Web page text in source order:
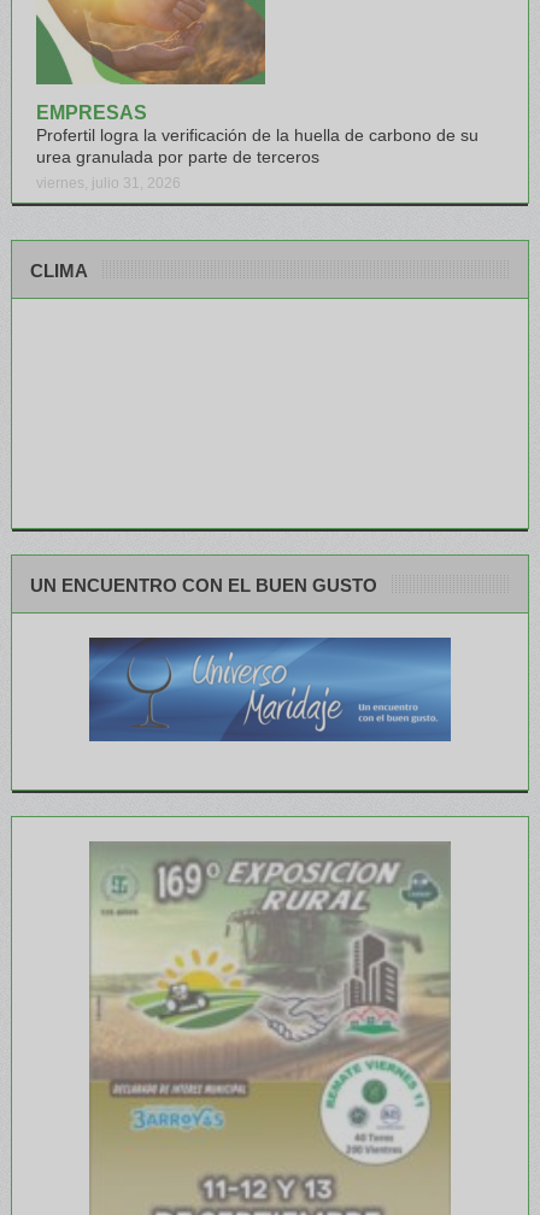
EMPRESAS
Profertil logra la verificación de la huella de carbono de su
urea granulada por parte de terceros
viernes, julio 31, 2026
CLIMA
UN ENCUENTRO CON EL BUEN GUSTO